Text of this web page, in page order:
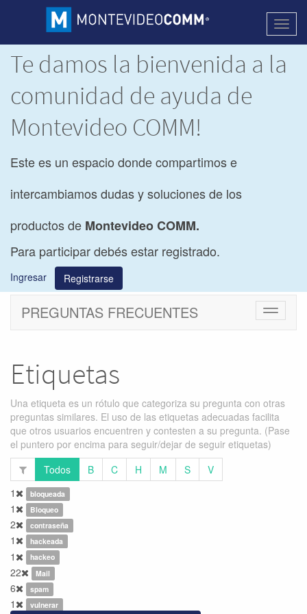
Te damos la bienvenida a la
comunidad de ayuda de
Montevideo COMM!
Este es un espacio donde compartimos e
intercambiamos dudas y soluciones de los
productos de Montevideo COMM.
Para participar debés estar registrado.
Ingresar Registrarse
Cambiar
PREGUNTAS FRECUENTES
Etiquetas
Una etiqueta es un rótulo que categoriza su pregunta con otras
preguntas similares. El uso de las etiquetas adecuadas facilita
que otros usuarios encuentren y contesten a su pregunta. (Pase
el puntero por encima para seguir/dejar de seguir etiquetas)
Todos
B C H M S
V
1
bloqueada
1 Bloqueo
2 contraseña
1 hackeada
1 hackeo
22 Mail
6 spam
1 vulnerar